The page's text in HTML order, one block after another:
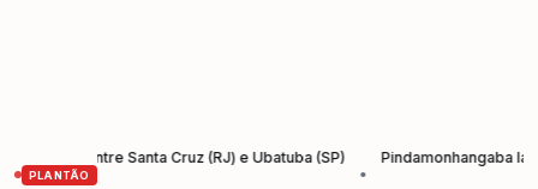
PLANTÃO
entre Santa Cruz (RJ) e Ubatuba (SP)
Pindamonhangaba lança